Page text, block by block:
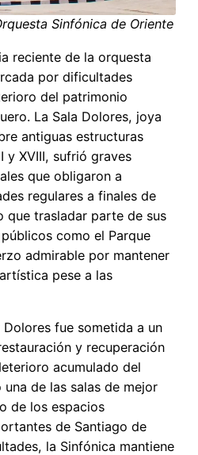
Sinfónica de Oriente
reciente de la orquesta
por dificultades
del patrimonio
La Sala Dolores, joya
antiguas estructuras
y XVIII, sufrió graves
que obligaron a
regulares a finales de
que trasladar parte de sus
como el Parque
admirable por mantener
pese a las
fue sometida a un
y recuperación
acumulado del
de las salas de mejor
de los espacios
de Santiago de
la Sinfónica mantiene